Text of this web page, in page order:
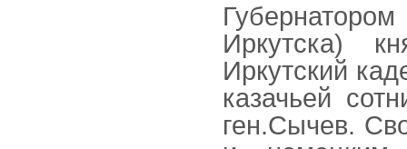
Иркутска)
Иркутский
казачьей
ген.Сычев.